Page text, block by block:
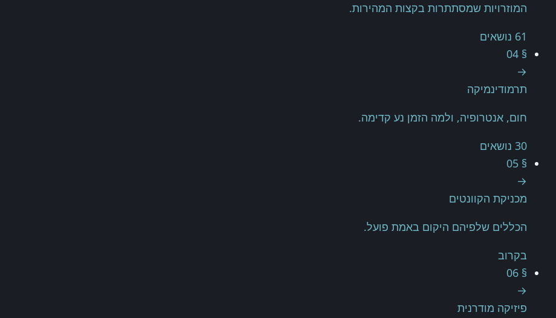
המוזרויות שמסתתרות בקצות המהירות.
61 נושאים
§ 04
→
תרמודינמיקה
חום, אנטרופיה, ולמה הזמן נע קדימה.
30 נושאים
§ 05
→
מכניקת הקוונטים
הכללים שלפיהם היקום באמת פועל.
בקרוב
§ 06
→
פיזיקה מודרנית